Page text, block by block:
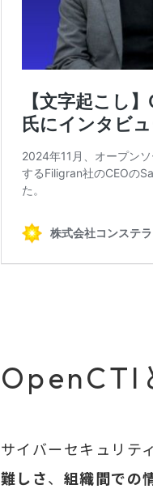
OpenCTI
サイバーセキュリテ
難しさ、 組織間での